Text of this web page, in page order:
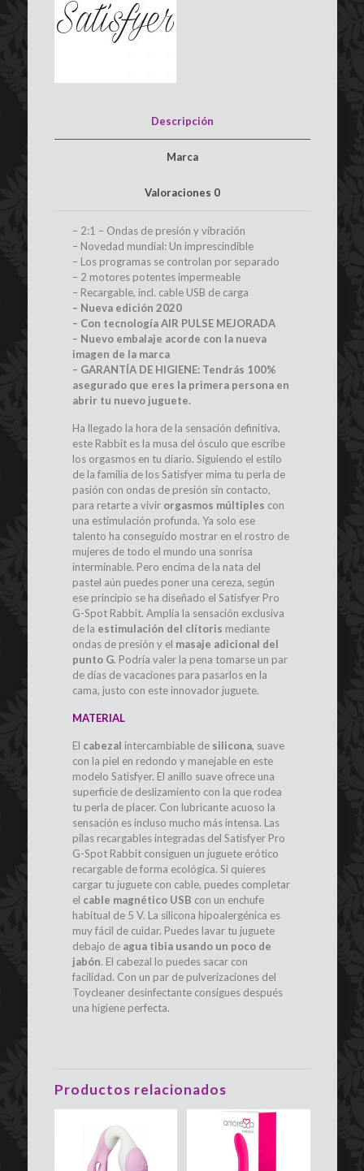
Descripción
Marca
Valoraciones 0
– 2:1 – Ondas de presión y vibración
– Novedad mundial: Un imprescindible
– Los programas se controlan por separado
– 2 motores potentes impermeable
– Recargable, incl. cable USB de carga
– Nueva edición 2020
– Con tecnología AIR PULSE MEJORADA
– Nuevo embalaje acorde con la nueva
imagen de la marca
– GARANTÍA DE HIGIENE: Tendrás 100%
asegurado que eres la primera persona en
abrir tu nuevo juguete.
Ha llegado la hora de la sensación definitiva,
este Rabbit es la musa del ósculo que escribe
los orgasmos en tu diario. Siguiendo el estilo
de la familia de los Satisfyer mima tu perla de
pasión con ondas de presión sin contacto,
para retarte a vivir orgasmos múltiples con
una estimulación profunda. Ya solo ese
talento ha conseguido mostrar en el rostro de
mujeres de todo el mundo una sonrisa
interminable. Pero encima de la nata del
pastel aún puedes poner una cereza, según
ese principio se ha diseñado el Satisfyer Pro
G-Spot Rabbit. Amplía la sensación exclusiva
de la estimulación del clítoris mediante
ondas de presión y el masaje adicional del
punto G. Podría valer la pena tomarse un par
de días de vacaciones para pasarlos en la
cama, justo con este innovador juguete.
MATERIAL
El cabezal intercambiable de silicona, suave
con la piel en redondo y manejable en este
modelo Satisfyer. El anillo suave ofrece una
superficie de deslizamiento con la que rodea
tu perla de placer. Con lubricante acuoso la
sensación es incluso mucho más intensa. Las
pilas recargables integradas del Satisfyer Pro
G-Spot Rabbit consiguen un juguete erótico
recargable de forma ecológica. Si quieres
cargar tu juguete con cable, puedes completar
el cable magnético USB con un enchufe
habitual de 5 V. La silicona hipoalergénica es
muy fácil de cuidar. Puedes lavar tu juguete
debajo de agua tibia usando un poco de
jabón. El cabezal lo puedes sacar con
facilidad. Con un par de pulverizaciones del
Toycleaner desinfectante consigues después
una higiene perfecta.
Productos relacionados